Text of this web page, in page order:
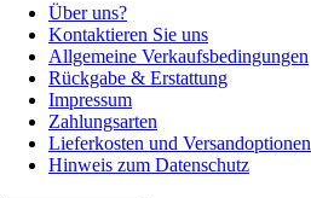
Über uns?
Kontaktieren Sie uns
Allgemeine Verkaufsbedingungen
Rückgabe & Erstattung
Impressum
Zahlungsarten
Lieferkosten und Versandoptionen
Hinweis zum Datenschutz